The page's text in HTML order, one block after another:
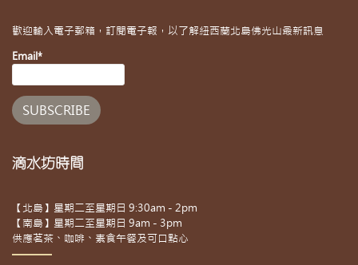
歡迎輸入電子郵箱，訂閱電子報，以了解紐西蘭北島佛光山最新訊息
Email*
滴水坊時間
【北島】星期二至星期日 9:30am - 2pm
【南島】星期二至星期日 9am - 3pm
供應茗茶、咖啡、素食午餐及可口點心